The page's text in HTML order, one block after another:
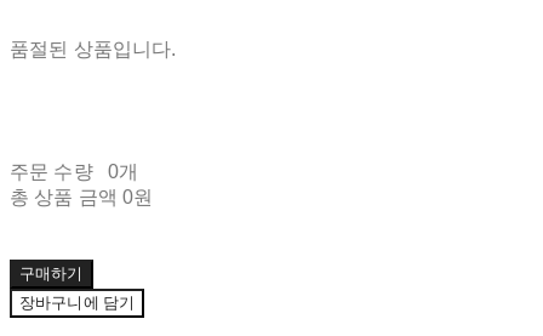
품절된 상품입니다.
주문 수량
0개
총 상품 금액 0원
구매하기
장바구니에 담기